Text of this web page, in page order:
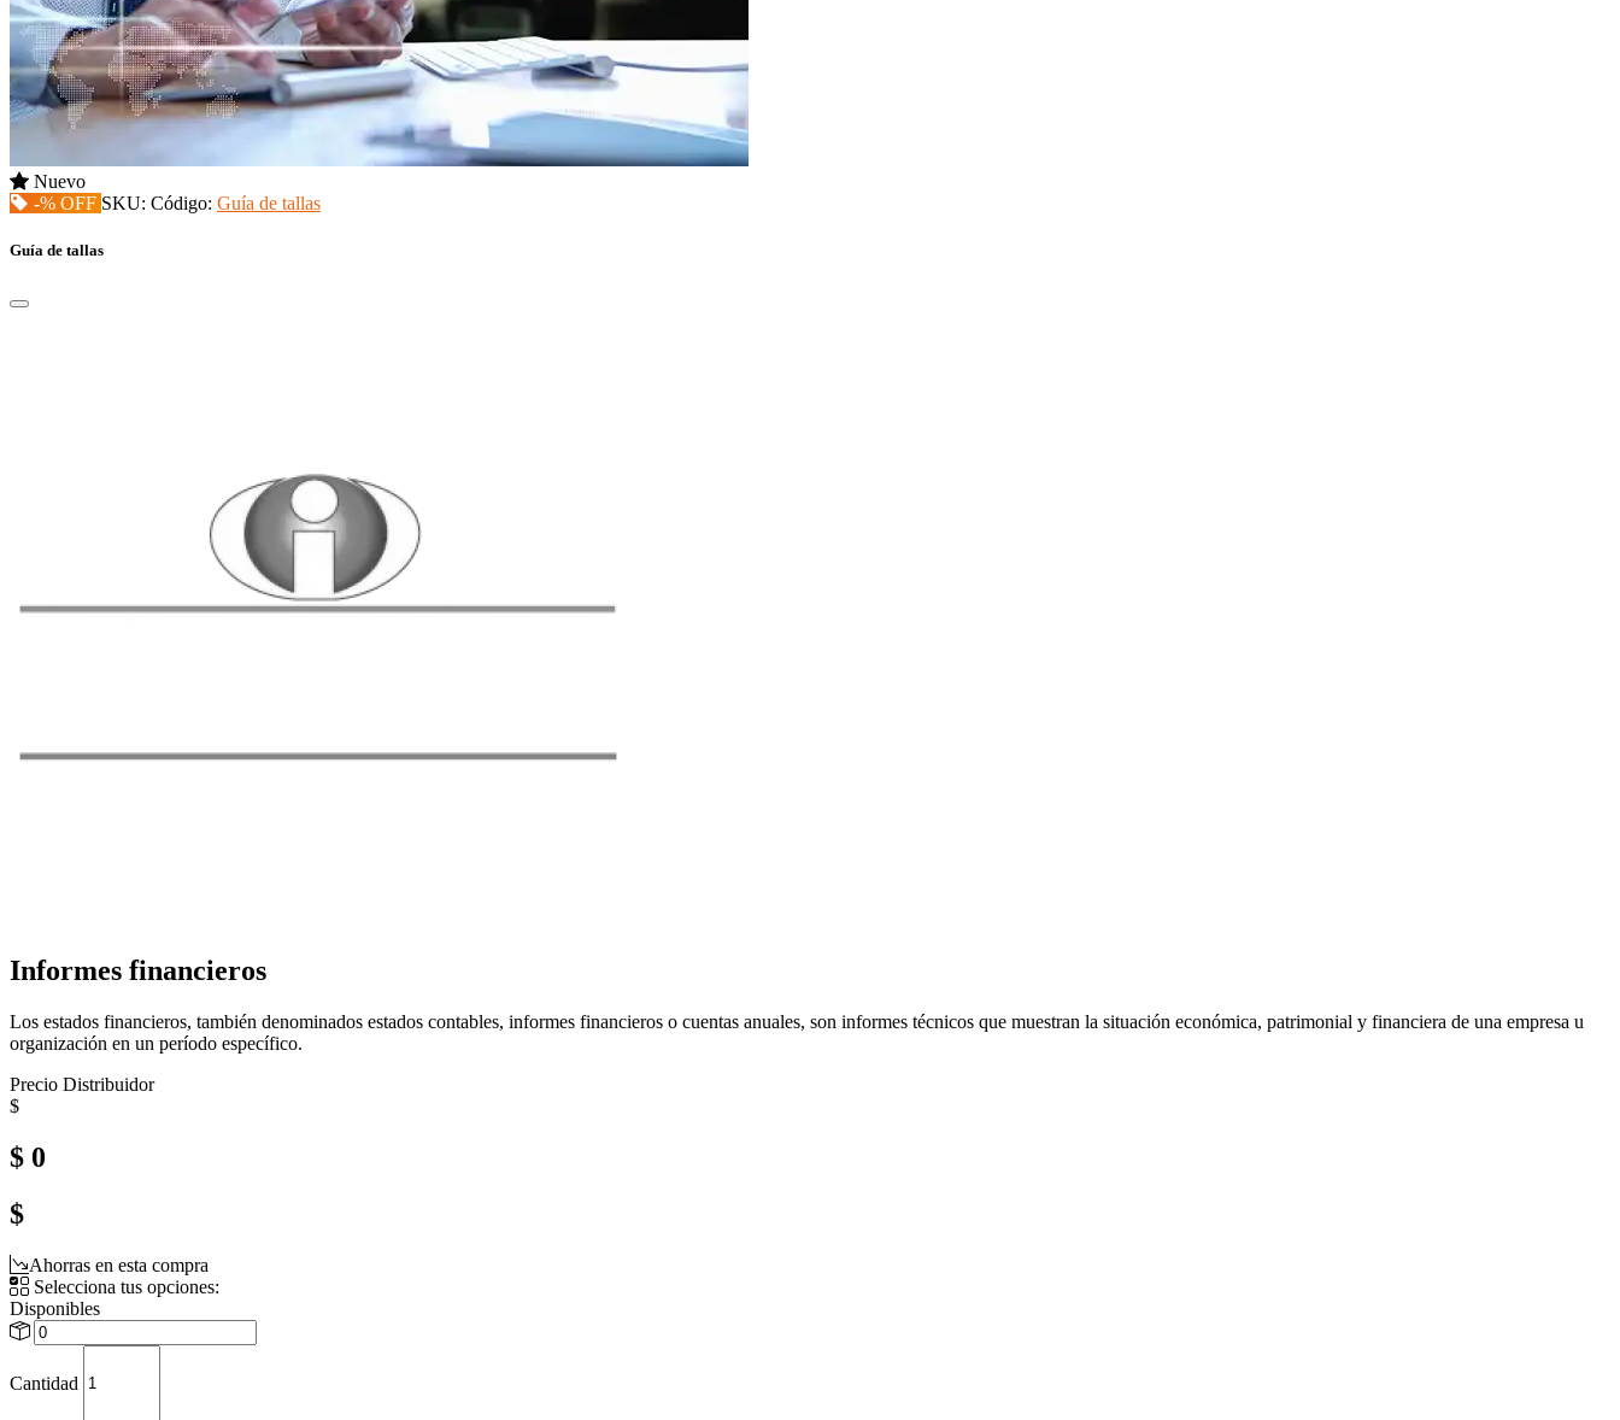
Nuevo
-% OFF SKU: Código: Guía de tallas
Guía de tallas
Informes financieros
Los estados financieros, también denominados estados contables, informes financieros o cuentas anuales, son informes técnicos que muestran la situación económica, patrimonial y financiera de una empresa u
organización en un período específico.
Precio Distribuidor
$
$ 0
$
Ahorras en esta compra
Selecciona tus opciones:
Disponibles
Cantidad